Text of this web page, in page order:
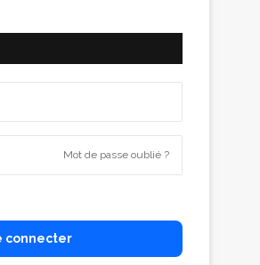
Mot de passe oublié ?
connecter